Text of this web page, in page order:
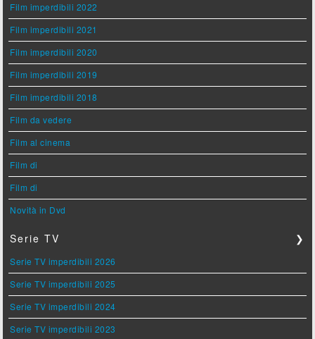
Film imperdibili 2022
Film imperdibili 2021
Film imperdibili 2020
Film imperdibili 2019
Film imperdibili 2018
Film da vedere
Film al cinema
Film di
Film di
Novità in Dvd
Serie TV ❯
Serie TV imperdibili 2026
Serie TV imperdibili 2025
Serie TV imperdibili 2024
Serie TV imperdibili 2023